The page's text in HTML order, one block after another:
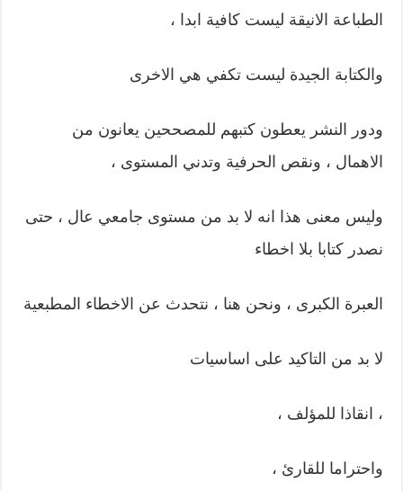
الطباعة الانيقة ليست كافية ابدا ،
والكتابة الجيدة ليست تكفي هي الاخرى
ودور النشر يعطون كتبهم للمصححين يعانون من
الاهمال ، ونقص الحرفية وتدني المستوى ،
وليس معنى هذا انه لا بد من مستوى جامعي عال ، حتى
نصدر كتابا بلا اخطاء
العبرة الكبرى ، ونحن هنا ، نتحدث عن الاخطاء المطبعية
لا بد من التاكيد على اساسيات
، انقاذا للمؤلف ،
واحتراما للقارئ ،